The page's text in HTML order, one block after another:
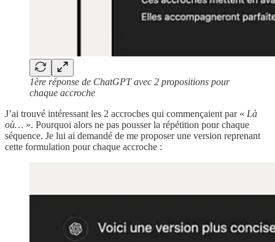
1ère réponse de ChatGPT avec 2 propositions pour
chaque accroche
J’ai trouvé intéressant les 2 accroches qui commençaient par « Là
où… ». Pourquoi alors ne pas pousser la répétition pour chaque
séquence. Je lui ai demandé de me proposer une version reprenant
cette formulation pour chaque accroche :